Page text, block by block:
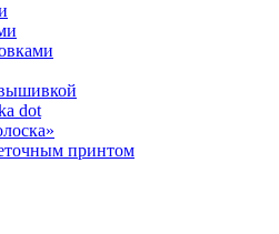
dot
принтом